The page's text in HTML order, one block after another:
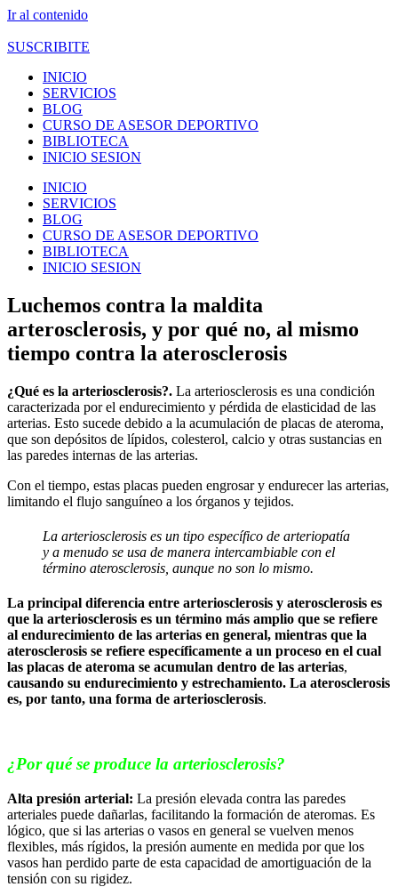
Ir al contenido
SUSCRIBITE
INICIO
SERVICIOS
BLOG
CURSO DE ASESOR DEPORTIVO
BIBLIOTECA
INICIO SESION
INICIO
SERVICIOS
BLOG
CURSO DE ASESOR DEPORTIVO
BIBLIOTECA
INICIO SESION
Luchemos contra la maldita
arterosclerosis, y por qué no, al mismo
tiempo contra la aterosclerosis
¿Qué es la arteriosclerosis?. La arteriosclerosis es una condición
caracterizada por el endurecimiento y pérdida de elasticidad de las
arterias. Esto sucede debido a la acumulación de placas de ateroma,
que son depósitos de lípidos, colesterol, calcio y otras sustancias en
las paredes internas de las arterias.
Con el tiempo, estas placas pueden engrosar y endurecer las arterias,
limitando el flujo sanguíneo a los órganos y tejidos.
La arteriosclerosis es un tipo específico de arteriopatía
y a menudo se usa de manera intercambiable con el
término aterosclerosis, aunque no son lo mismo.
La principal diferencia entre arteriosclerosis y aterosclerosis es
que la arteriosclerosis es un término más amplio que se refiere
al endurecimiento de las arterias en general, mientras que la
aterosclerosis se refiere específicamente a un proceso en el cual
las placas de ateroma se acumulan dentro de las arterias,
causando su endurecimiento y estrechamiento. La aterosclerosis
es, por tanto, una forma de arteriosclerosis.
¿Por qué se produce la arteriosclerosis?
Alta presión arterial: La presión elevada contra las paredes
arteriales puede dañarlas, facilitando la formación de ateromas. Es
lógico, que si las arterias o vasos en general se vuelven menos
flexibles, más rígidos, la presión aumente en medida por que los
vasos han perdido parte de esta capacidad de amortiguación de la
tensión con su rigidez.